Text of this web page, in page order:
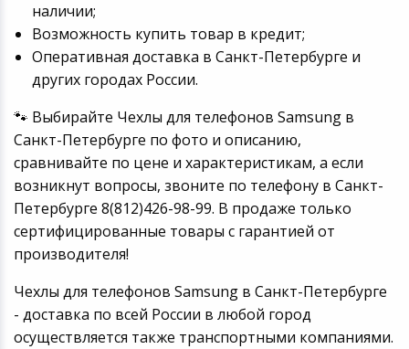
наличии;
Возможность купить товар в кредит;
Оперативная доставка в Санкт-Петербурге и
других городах России.
🐾 Выбирайте Чехлы для телефонов Samsung в
Санкт-Петербурге по фото и описанию,
сравнивайте по цене и характеристикам, а если
возникнут вопросы, звоните по телефону в Санкт-
Петербурге 8(812)426-98-99. В продаже только
сертифицированные товары с гарантией от
производителя!
Чехлы для телефонов Samsung в Санкт-Петербурге
- доставка по всей России в любой город
осуществляется также транспортными компаниями.